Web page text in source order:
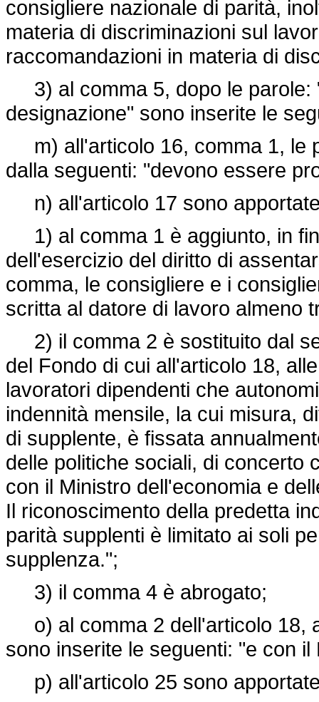
consigliere nazionale di parità,
materia di discriminazioni sul
raccomandazioni in materia di
3) al comma 5, dopo le parole:
designazione" sono inserite le
m) all'articolo 16, comma 1, le
dalla seguenti: "devono essere
n) all'articolo 17 sono
1) al comma 1 è aggiunto, in
dell'esercizio del diritto di
comma, le consigliere e i
scritta al datore di lavoro almeno
2) il comma 2 è sostituito dal
del Fondo di cui all'articolo 18,
lavoratori dipendenti che
indennità mensile, la cui misura,
di supplente, è fissata
delle politiche sociali, di concerto
con il Ministro dell'economia e
Il riconoscimento della predetta
parità supplenti è limitato ai soli
supplenza.";
3) il comma 4 è abrogato;
o) al comma 2 dell'articolo 18,
sono inserite le seguenti: "e con
p) all'articolo 25 sono